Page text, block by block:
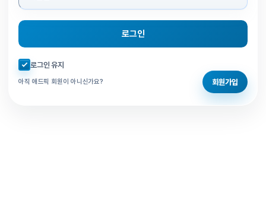
로그인
자동로그인 체크
로그인 유지
아직 애드픽 회원이 아니신가요? 회원가입